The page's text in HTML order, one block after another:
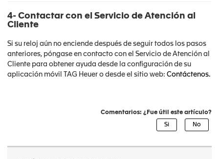
4- Contactar con el Servicio de Atención al
Cliente
Si su reloj aún no enciende después de seguir todos los pasos
anteriores, póngase en contacto con el Servicio de Atención al
Cliente para obtener ayuda desde la configuración de su
aplicación móvil TAG Heuer o desde el sitio web: Contáctenos.
Comentarios: ¿Fue útil este artículo?